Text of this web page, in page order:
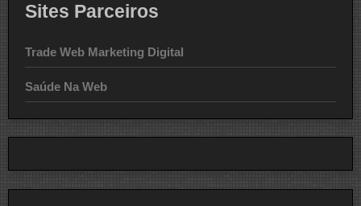
Sites Parceiros
Trade Web Marketing Digital
Saúde Na Web